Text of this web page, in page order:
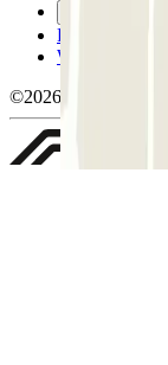
Politique de
Whistleblowing
©2026 Parclick. Tous